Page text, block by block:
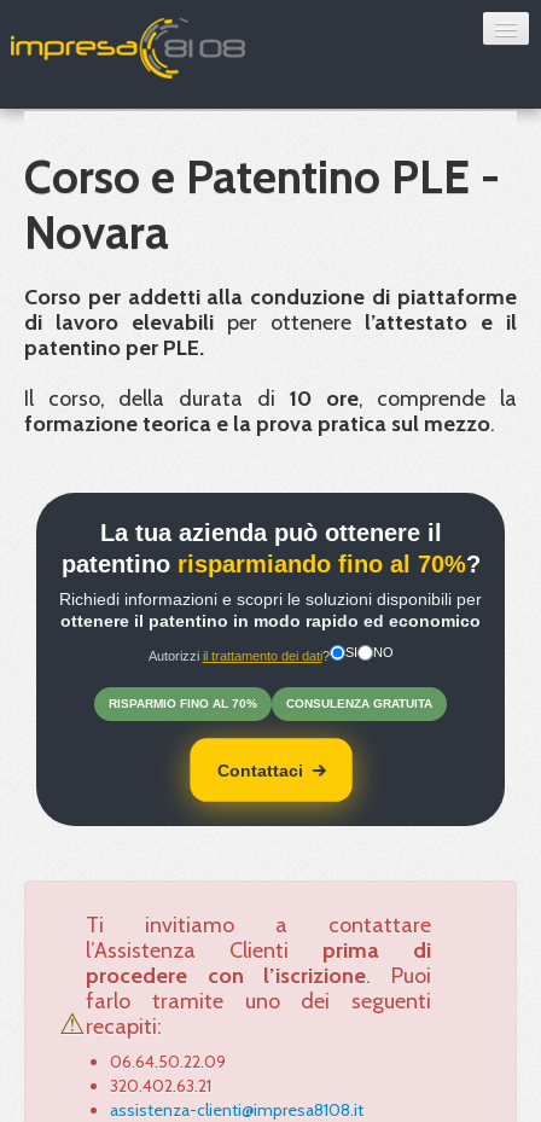
Sorveglianza sanitaria
Convenzioni
Chi siamo
Corso e Patentino PLE -
Novara
Corso per addetti alla conduzione di piattaforme
di lavoro elevabili per ottenere l’attestato e il
patentino per PLE.
Il corso, della durata di 10 ore, comprende la
formazione teorica e la prova pratica sul mezzo.
La tua azienda può ottenere il
patentino risparmiando fino al 70%?
Richiedi informazioni e scopri le soluzioni disponibili per
ottenere il patentino in modo rapido ed economico
Autorizzi il trattamento dei dati? SI NO
RISPARMIO FINO AL 70% CONSULENZA GRATUITA
Contattaci
⚠
Ti invitiamo a contattare
l’Assistenza Clienti prima di
procedere con l’iscrizione. Puoi
farlo tramite uno dei seguenti
recapiti:
06.64.50.22.09
320.402.63.21
assistenza-clienti@impresa8108.it